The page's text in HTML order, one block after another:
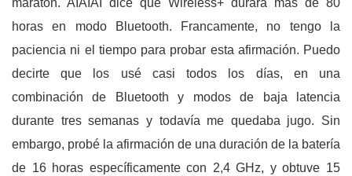
maratón. AIAIAI dice que Wireless+ durará más de 80
horas en modo Bluetooth. Francamente, no tengo la
paciencia ni el tiempo para probar esta afirmación. Puedo
decirte que los usé casi todos los días, en una
combinación de Bluetooth y modos de baja latencia
durante tres semanas y todavía me quedaba jugo. Sin
embargo, probé la afirmación de una duración de la batería
de 16 horas específicamente con 2,4 GHz, y obtuve 15